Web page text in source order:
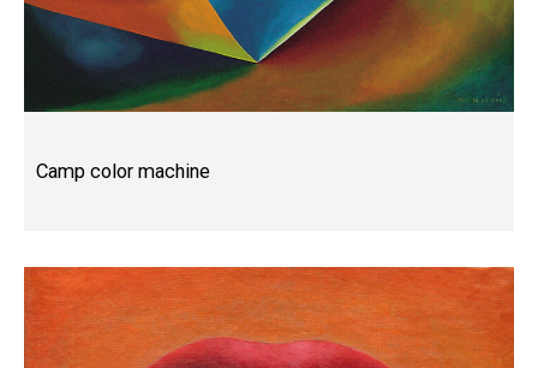
Camp color machine